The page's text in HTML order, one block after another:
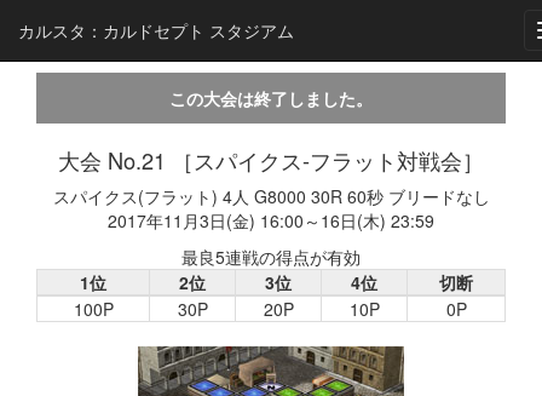
カルスタ：カルドセプト スタジアム
この大会は終了しました。
大会 No.21 ［スパイクス-フラット対戦会］
スパイクス(フラット) 4人 G8000 30R 60秒 ブリードなし
2017年11月3日(金) 16:00～16日(木) 23:59
最良5連戦の得点が有効
1位
2位 3位 4位
切断
100P
30P 20P 10P 0P